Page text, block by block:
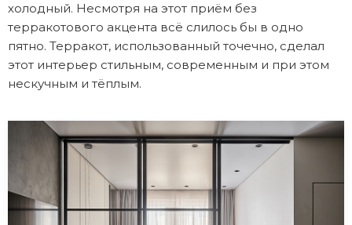
холодный. Несмотря на этот приём без
терракотового акцента всё слилось бы в одно
пятно. Терракот, использованный точечно, сделал
этот интерьер стильным, современным и при этом
нескучным и тёплым.